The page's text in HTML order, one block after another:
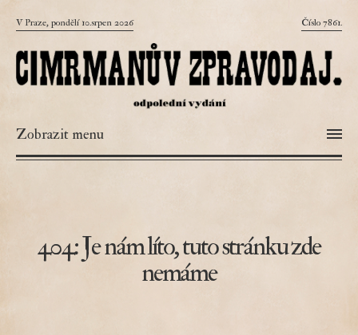
V Praze, pondělí 10.srpen 2026 Číslo 7861.
Zobrazit menu
404: Je nám líto, tuto stránku zde
nemáme